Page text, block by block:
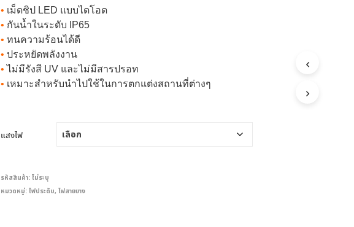
was:
7,300.00฿.
• เม็ดชิป LED แบบไดโอด
• กันน้ำในระดับ IP65
• ทนความร้อนได้ดี
• ประหยัดพลังงาน
• ไม่มีรังสี UV และไม่มีสารปรอท
• เหมาะสำหรับนำไปใช้ในการตกแต่งสถานที่ต่างๆ
แสงไฟ
รหัสสินค้า:ไม่ระบุ
หมวดหมู่:ไฟประดับ,ไฟสายยาง